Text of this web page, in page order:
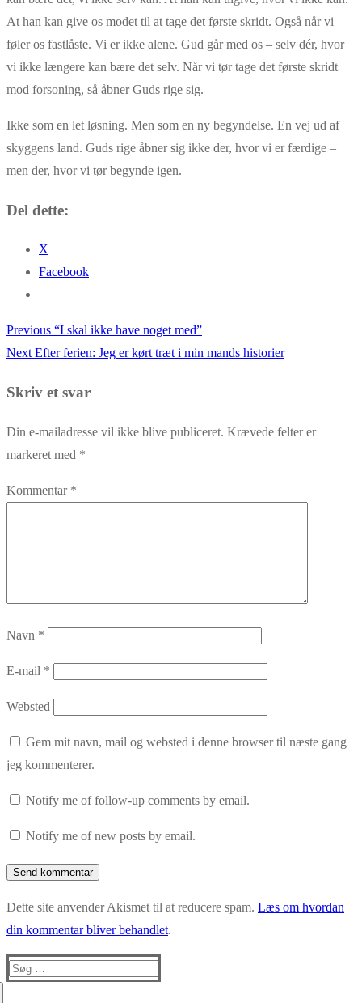
At han kan give os modet til at tage det første skridt. Også når vi
føler os fastlåste. Vi er ikke alene. Gud går med os – selv dér, hvor
vi ikke længere kan bære det selv. Når vi tør tage det første skridt
mod forsoning, så åbner Guds rige sig.
Ikke som en let løsning. Men som en ny begyndelse. En vej ud af
skyggens land. Guds rige åbner sig ikke der, hvor vi er færdige –
men der, hvor vi tør begynde igen.
Del dette:
X
Facebook
Indlægsnavigation
Previous Previous
post:
“I skal ikke have noget med”
Next Next
Efter ferien: Jeg er kørt træt i min mands historier
Skriv et svar
Din e-mailadresse vil ikke blive publiceret. Krævede felter er
markeret med *
Kommentar *
Navn *
E-mail *
Websted
Gem mit navn, mail og websted i denne browser til næste gang
jeg kommenterer.
Notify me of follow-up comments by email.
Notify me of new posts by email.
Dette site anvender Akismet til at reducere spam. Læs om hvordan
din kommentar bliver behandlet.
Søg